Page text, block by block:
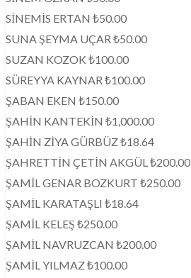
SİNEMİS ERTAN ₺50.00
SUNA ŞEYMA UÇAR ₺50.00
SUZAN KOZOK ₺100.00
SÜREYYA KAYNAR ₺100.00
ŞABAN EKEN ₺150.00
ŞAHİN KANTEKİN ₺1,000.00
ŞAHİN ZİYA GÜRBÜZ ₺18.64
ŞAHRETTİN ÇETİN AKGÜL ₺200.00
ŞAMİL GENAR BOZKURT ₺250.00
ŞAMİL KARATAŞLI ₺18.64
ŞAMİL KELEŞ ₺250.00
ŞAMİL NAVRUZCAN ₺200.00
ŞAMİL YILMAZ ₺100.00